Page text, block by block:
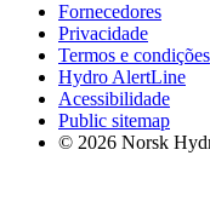
Fornecedores
Privacidade
Termos e condições
Hydro AlertLine
Acessibilidade
Public sitemap
© 2026 Norsk